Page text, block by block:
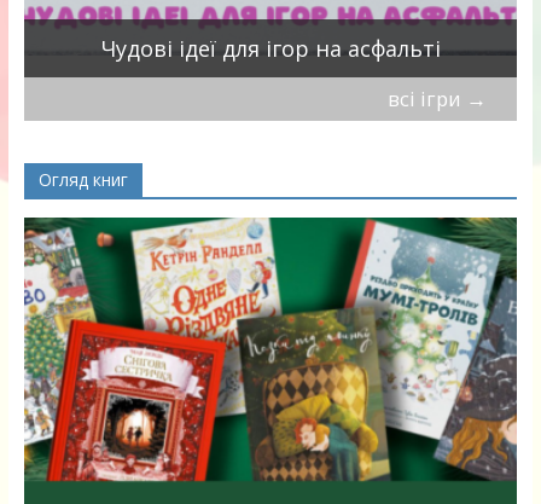
Чудові ідеї для ігор на асфальті
всі ігри →
Огляд книг